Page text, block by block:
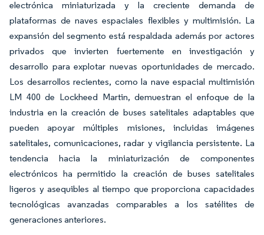
electrónica miniaturizada y la creciente demanda de
plataformas de naves espaciales flexibles y multimisión. La
expansión del segmento está respaldada además por actores
privados que invierten fuertemente en investigación y
desarrollo para explotar nuevas oportunidades de mercado.
Los desarrollos recientes, como la nave espacial multimisión
LM 400 de Lockheed Martin, demuestran el enfoque de la
industria en la creación de buses satelitales adaptables que
pueden apoyar múltiples misiones, incluidas imágenes
satelitales, comunicaciones, radar y vigilancia persistente. La
tendencia hacia la miniaturización de componentes
electrónicos ha permitido la creación de buses satelitales
ligeros y asequibles al tiempo que proporciona capacidades
tecnológicas avanzadas comparables a los satélites de
generaciones anteriores.